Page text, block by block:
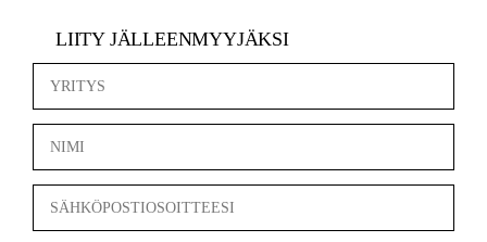
LIITY JÄLLEENMYYJÄKSI